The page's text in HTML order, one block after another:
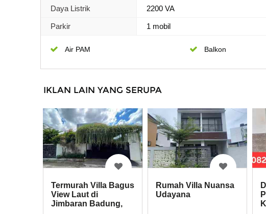
Daya Listrik 2200 VA
Parkir 1 mobil
Air PAM Balkon
IKLAN LAIN YANG SERUPA
Termurah Villa Bagus
View Laut di
Jimbaran Badung,
Rumah Villa Nuansa
Udayana